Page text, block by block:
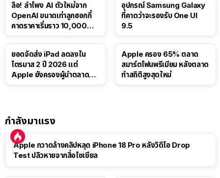
ลือ! ลำโพง AI ตัวใหม่จาก
OpenAI ขนาดเท่าลูกฮอกกี้
คาดราคาเริ่มราว 10,000
อุปกรณ์ Samsung Galaxy
ที่คาดว่าจะรองรับ One UI
9.5
ยอดจัดส่ง iPad ลดลงใน
ไตรมาส 2 ปี 2026 แต่
Apple ยังครองผู้นำตลาด
Apple ครอง 65% ตลาด
สมาร์ตโฟนพรีเมียม หลังตลาด
ทำสถิติสูงสุดใหม่
กำลังมาแรง
Apple กวาดล้างคลิปหลุด iPhone 18 Pro หลังวิดีโอ Drop
Test ปลิวหายจากสื่อโซเชียล